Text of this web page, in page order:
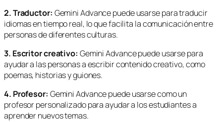
2. Traductor: Gemini Advance puede usarse para traducir
idiomas en tiempo real, lo que facilita la comunicación entre
personas de diferentes culturas.
3. Escritor creativo: Gemini Advance puede usarse para
ayudar a las personas a escribir contenido creativo, como
poemas, historias y guiones.
4. Profesor: Gemini Advance puede usarse como un
profesor personalizado para ayudar a los estudiantes a
aprender nuevos temas.